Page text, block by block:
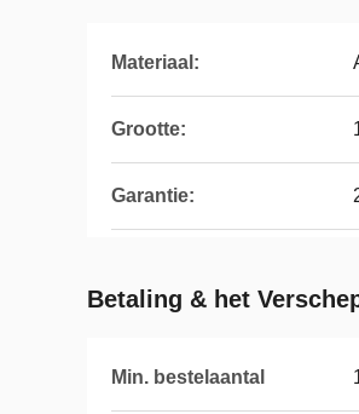
Materiaal:
Grootte:
Garantie:
Betaling & het
Min. bestelaantal